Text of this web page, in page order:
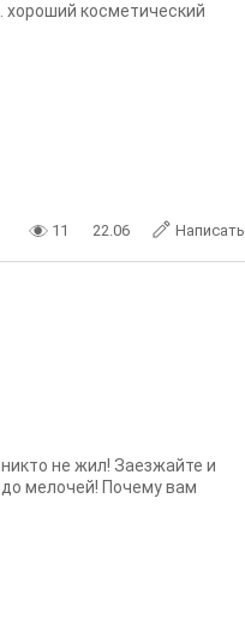
хороший косметический
11 22.06 Написать
не жил! Заезжайте и
мелочей! Почему вам